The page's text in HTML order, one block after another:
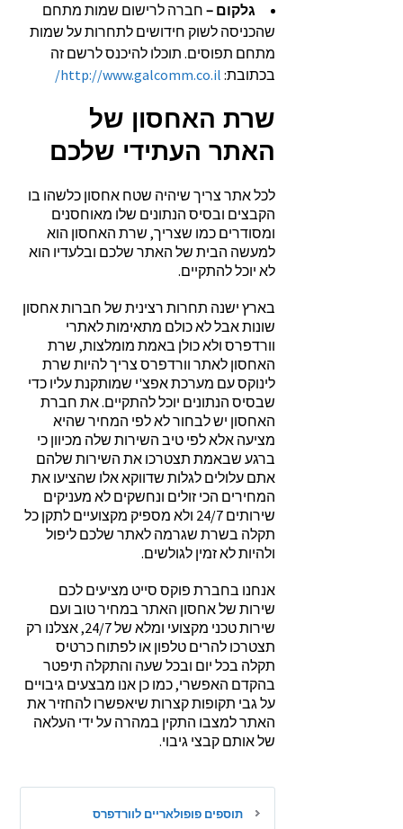
גלקום – חברה לרישום שמות מתחם
שהכניסה לשוק חידושים לתחרות על שמות
מתחם תפוסים. תוכלו להיכנס לרשם זה
בכתובת: http://www.galcomm.co.il/
שרת האחסון של
האתר העתידי שלכם
לכל אתר צריך שיהיה שטח אחסון כלשהו בו
הקבצים ובסיס הנתונים שלו מאוחסנים
ומסודרים כמו שצריך, שרת האחסון הוא
למעשה הבית של האתר שלכם ובלעדיו הוא
לא יוכל להתקיים.
בארץ ישנה תחרות רצינית של חברות אחסון
שונות אבל לא כולם מתאימות לאתרי
וורדפרס ולא כולן באמת מומלצות, שרת
האחסון לאתר וורדפרס צריך להיות שרת
לינוקס עם מערכת אפצ'י שמותקנת עליו כדי
שבסיס הנתונים יוכל להתקיים. את חברת
האחסון יש לבחור לא לפי המחיר שהיא
מציעה אלא לפי טיב השירות שלה מכיוון כי
ברגע שבאמת תצטרכו את השירות שלהם
אתם עלולים לגלות שדווקא אלו שהציעו את
המחירים הכי זולים ונחשקים לא מעניקים
שירותים 24/7 ולא מספיק מקצועיים לתקן כל
תקלה בשרת שגרמה לאתר שלכם ליפול
ולהיות לא זמין לגולשים.
אנחנו בחברת פוקס סייט מציעים לכם
שירות של אחסון האתר במחיר טוב ועם
שירות טכני מקצועי ומלא של 24/7, אצלנו רק
תצטרכו להרים טלפון או לפתוח כרטיס
תקלה בכל יום ובכל שעה והתקלה תיפטר
בהקדם האפשרי, כמו כן אנו מבצעים גיבויים
על גבי תקופות קצרות שיאפשרו להחזיר את
האתר למצבו התקין במהרה על ידי העלאה
של אותם קבצי גיבוי.
תוספים פופולאריים לוורדפרס